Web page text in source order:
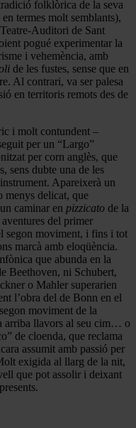
folklòrica de la seva
termes molt semblants),
Auditori de Sant
pogué experimentar la
i vehemència, amb
de les fustes, sense que en
Al contrari, va ser palesa
en territoris remots des de
i molt contundent –
per un “Largo”
per corn anglès, que
sens dubte una de les
Apareixerà un
menys delicat, que
caminar en pizzicato de la
del primer
segon moviment, i fins i tot
marcà amb eloqüència.
que abunda en la
Beethoven, ni Schubert,
o Mahler superarien
l’obra del de Bonn en el
moviment de la
arriba llavors al seu cim… o
de cloenda, que reclama
assumit amb passió per
exigida al llarg de la nit,
que pot assolir i deixant